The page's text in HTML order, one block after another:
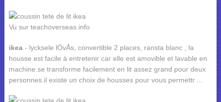
Vu sur teachoverseas.info
ikea- lycksele lÖvÅs, convertible 2 places, ransta blanc , la
housse est facile à entretenir car elle est amovible et lavable en
machine.se transforme facilement en lit assez grand pour deux
personnes.il existe un choix de housses pour vous permettr ...